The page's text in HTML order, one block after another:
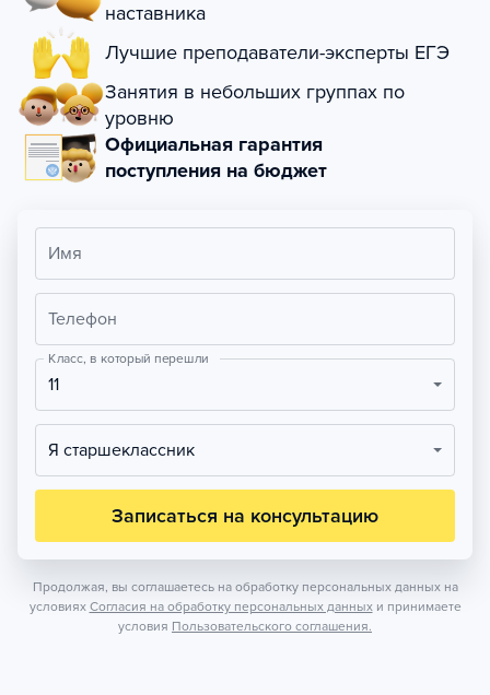
наставника
Лучшие преподаватели-эксперты ЕГЭ
Занятия в небольших группах по
уровню
Официальная гарантия
поступления на бюджет
Имя
Телефон
Класс, в который перешли
11
Я старшеклассник
Записаться на консультацию
Продолжая, вы соглашаетесь на обработку персональных данных на
условиях Согласия на обработку персональных данных и принимаете
условия Пользовательского соглашения.